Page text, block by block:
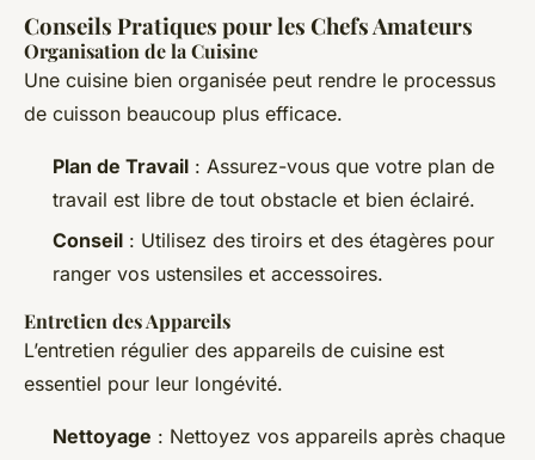
Conseils Pratiques pour les Chefs Amateurs
Organisation de la Cuisine
Une cuisine bien organisée peut rendre le processus
de cuisson beaucoup plus efficace.
Plan de Travail : Assurez-vous que votre plan de
travail est libre de tout obstacle et bien éclairé.
Conseil : Utilisez des tiroirs et des étagères pour
ranger vos ustensiles et accessoires.
Entretien des Appareils
L’entretien régulier des appareils de cuisine est
essentiel pour leur longévité.
Nettoyage : Nettoyez vos appareils après chaque